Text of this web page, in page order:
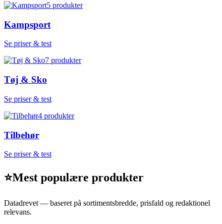
5 produkter
Kampsport
Se priser & test
7 produkter
Tøj & Sko
Se priser & test
4 produkter
Tilbehør
Se priser & test
⭐Mest populære produkter
Datadrevet — baseret på sortimentsbredde, prisfald og redaktionel
relevans.